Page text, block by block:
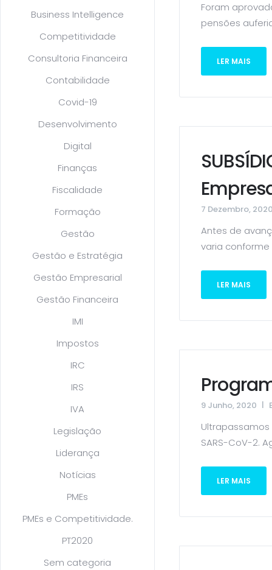
Business Intelligence
Competitividade
Consultoria Financeira
Contabilidade
Covid-19
Desenvolvimento
Digital
Finanças
Fiscalidade
Formação
Gestão
Gestão e Estratégia
Gestão Empresarial
Gestão Financeira
IMI
Impostos
IRC
IRS
IVA
Legislação
Liderança
Notícias
PMEs
PMEs e Competitividade.
PT2020
Sem categoria
Foram
pensões
LER MAIS
7 Dezembro,
Antes de
varia
LER MAIS
9 Junho, 2020
SARS-CoV-2.
LER MAIS